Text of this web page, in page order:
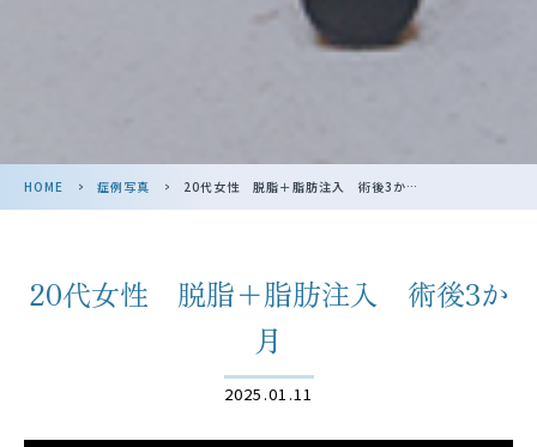
HOME > 症例写真 > 20代女性 脱脂＋脂肪注入 術後3か月
20代女性 脱脂＋脂肪注入 術後3か
月
2025.01.11